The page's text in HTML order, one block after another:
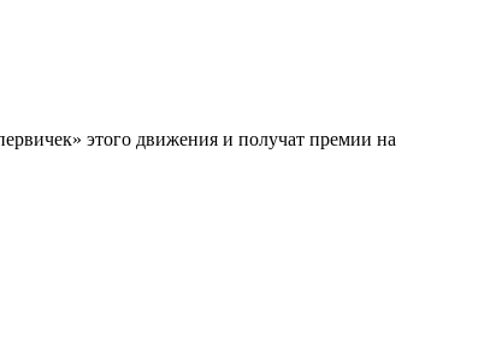
этого движения и получат премии на